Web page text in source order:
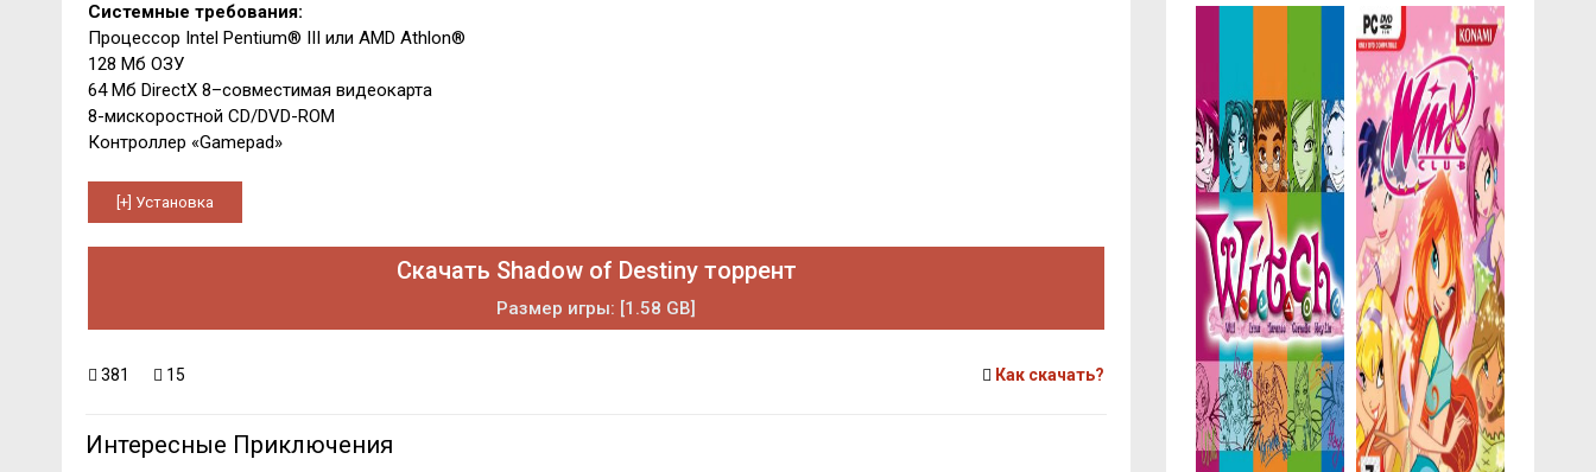
Системные требования:
Процессор Intel Pentium® III или AMD Athlon®
128 Мб ОЗУ
64 Мб DirectX 8–совместимая видеокарта
8-мискоростной CD/DVD-ROM
Контроллер «Gamepad»
Скачать Shadow of Destiny торрент
Размер игры: [1.58 GB]
381 15 Как скачать?
Интересные Приключения